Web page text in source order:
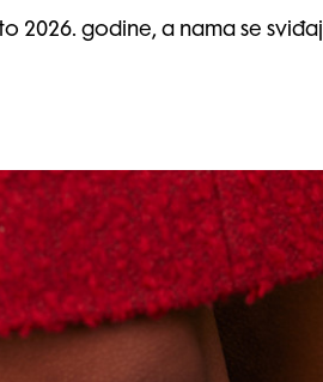
2026. godine, a nama se